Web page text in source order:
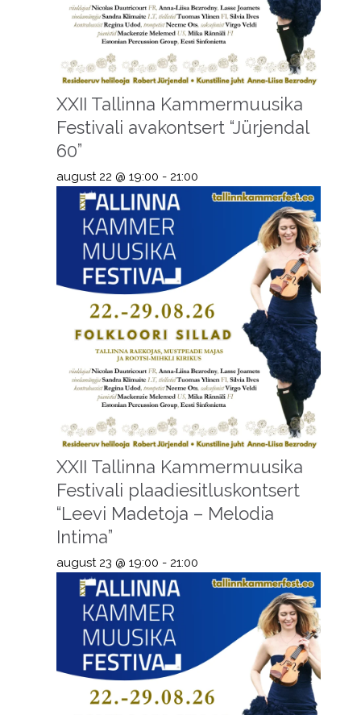
XXII Tallinna Kammermuusika
Festivali avakontsert “Jürjendal
60”
august 22 @ 19:00 - 21:00
XXII Tallinna Kammermuusika
Festivali plaadiesitluskontsert
“Leevi Madetoja – Melodia
Intima”
august 23 @ 19:00 - 21:00